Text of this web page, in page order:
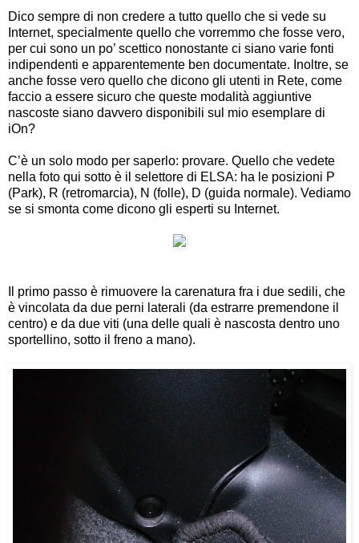
Dico sempre di non credere a tutto quello che si vede su
Internet, specialmente quello che vorremmo che fosse vero,
per cui sono un po’ scettico nonostante ci siano varie fonti
indipendenti e apparentemente ben documentate. Inoltre, se
anche fosse vero quello che dicono gli utenti in Rete, come
faccio a essere sicuro che queste modalità aggiuntive
nascoste siano davvero disponibili sul mio esemplare di
iOn?
C’è un solo modo per saperlo: provare. Quello che vedete
nella foto qui sotto è il selettore di ELSA: ha le posizioni P
(Park), R (retromarcia), N (folle), D (guida normale). Vediamo
se si smonta come dicono gli esperti su Internet.
Il primo passo è rimuovere la carenatura fra i due sedili, che
è vincolata da due perni laterali (da estrarre premendone il
centro) e da due viti (una delle quali è nascosta dentro uno
sportellino, sotto il freno a mano).